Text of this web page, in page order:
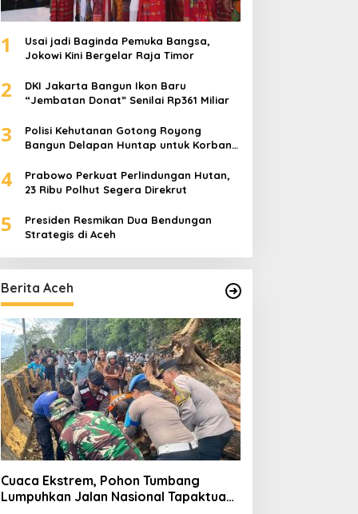
1
Usai jadi Baginda Pemuka Bangsa,
Jokowi Kini Bergelar Raja Timor
2
DKI Jakarta Bangun Ikon Baru
“Jembatan Donat” Senilai Rp361 Miliar
3
Polisi Kehutanan Gotong Royong
Bangun Delapan Huntap untuk Korban
4
Prabowo Perkuat Perlindungan Hutan,
23 Ribu Polhut Segera Direkrut
5
Presiden Resmikan Dua Bendungan
Strategis di Aceh
Berita Aceh
Cuaca Ekstrem, Pohon Tumbang
Lumpuhkan Jalan Nasional Tapaktuan-